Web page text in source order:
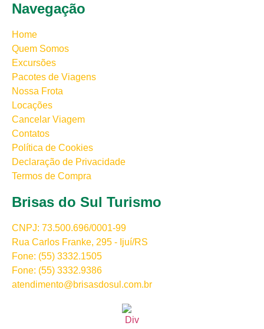
Navegação
Home
Quem Somos
Excursões
Pacotes de Viagens
Nossa Frota
Locações
Cancelar Viagem
Contatos
Política de Cookies
Declaração de Privacidade
Termos de Compra
Brisas do Sul Turismo
CNPJ: 73.500.696/0001-99
Rua Carlos Franke, 295 - Ijuí/RS
Fone: (55) 3332.1505
Fone: (55) 3332.9386
atendimento@brisasdosul.com.br